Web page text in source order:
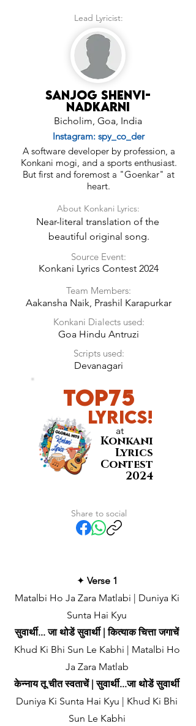
Lead Lyricist:
Sanjog Shenvi-
Nadkarni
Bicholim, Goa, India
Instagram: spy_co_der
A software developer by profession, a
Konkani mogi, and a sports enthusiast.
But first and foremost a "Goenkar" at
heart.
About Konkani Lyrics:
Near-literal translation of the
beautiful original song.
Source Event:
Konkani Lyrics Contest 2024
Team Members:
Aakansha Naik, Prashil Karapurkar
Konkani Dialects used:
Goa Hindu Antruzi
Scripts used:
Devanagari
Top75
LyricS!
at
Konkani
Lyrics
Contest
2024
Share to social
✦ Verse 1
Matalbi Ho Ja Zara Matlabi | Duniya Ki
Sunta Hai Kyu
सुवार्थी... जा थोडें सुवार्थी | कित्याक चित्ता जगाचें
Khud Ki Bhi Sun Le Kabhi | Matalbi Ho
Ja Zara Matlab
केन्नाय तू चीत स्वताचें | सुवार्थी...जा थोडें सुवार्थी
Duniya Ki Sunta Hai Kyu | Khud Ki Bhi
Sun Le Kabhi